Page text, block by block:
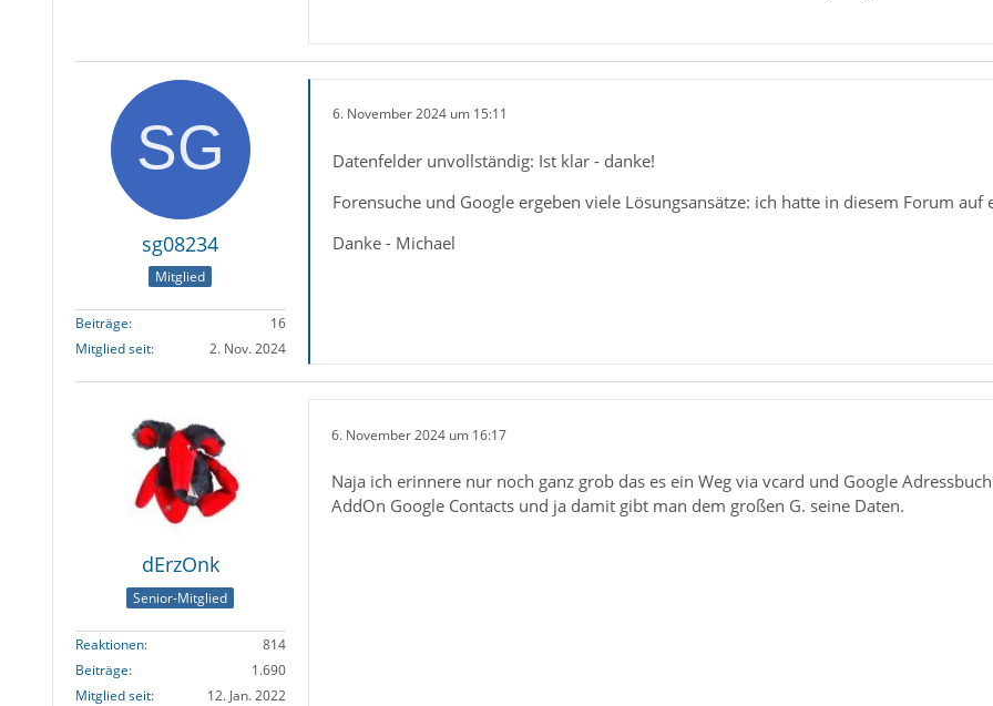
sg08234
Mitglied
Beiträge
16
Mitglied seit
2. Nov. 2024
6. November 2024 um 15:11
Datenfelder unvollständig: Ist klar - danke!
Forensuche und Google ergeben viele Lösungsansätze: ich hatte in diesem Forum
Danke - Michael
dErzOnk
Senior-Mitglied
Reaktionen
814
Beiträge
1.690
Mitglied seit
12. Jan. 2022
6. November 2024 um 16:17
Naja ich erinnere nur noch ganz grob das es ein Weg via vcard und Google
AddOn Google Contacts und ja damit gibt man dem großen G. seine Daten.